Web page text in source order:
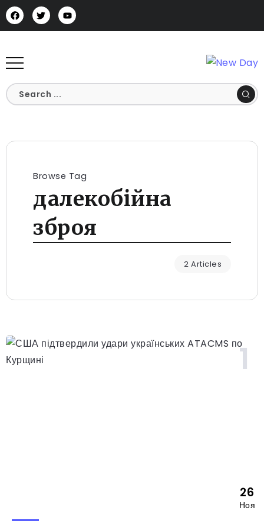
Browse Tag
далекобійна
зброя
2 Articles
26
Ноя